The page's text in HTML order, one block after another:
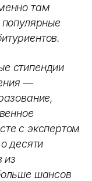
там
стипендии
—
с экспертом
десяти
из
шансов